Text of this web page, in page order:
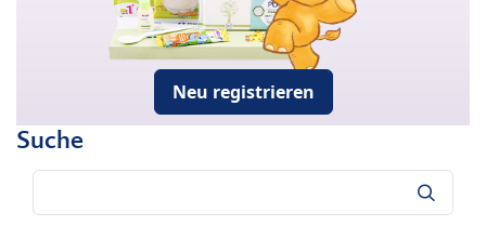
Neu registrieren
Suche